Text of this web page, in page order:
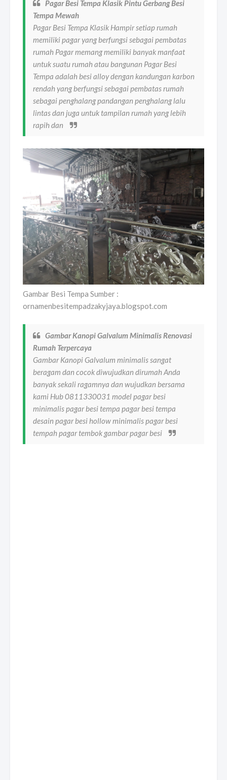
Pagar Besi Tempa Klasik Pintu Gerbang Besi
Tempa Mewah
Pagar Besi Tempa Klasik Hampir setiap rumah
memiliki pagar yang berfungsi sebagai pembatas
rumah Pagar memang memiliki banyak manfaat
untuk suatu rumah atau bangunan Pagar Besi
Tempa adalah besi alloy dengan kandungan karbon
rendah yang berfungsi sebagai pembatas rumah
sebagai penghalang pandangan penghalang lalu
lintas dan juga untuk tampilan rumah yang lebih
rapih dan
Gambar Besi Tempa Sumber :
ornamenbesitempadzakyjaya.blogspot.com
Gambar Kanopi Galvalum Minimalis Renovasi
Rumah Terpercaya
Gambar Kanopi Galvalum minimalis sangat
beragam dan cocok diwujudkan dirumah Anda
banyak sekali ragamnya dan wujudkan bersama
kami Hub 0811330031 model pagar besi
minimalis pagar besi tempa pagar besi tempa
desain pagar besi hollow minimalis pagar besi
tempah pagar tembok gambar pagar besi